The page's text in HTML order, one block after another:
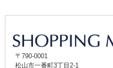
〒790-0001
松山市一番町3丁目2-1